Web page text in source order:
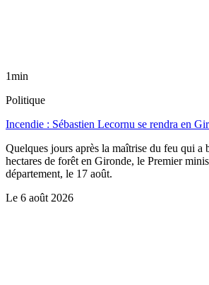
1min
Politique
Incendie : Sébastien Lecornu se rendra en
Quelques jours après la maîtrise du feu qui a
hectares de forêt en Gironde, le Premier
département, le 17 août.
Le 6 août 2026